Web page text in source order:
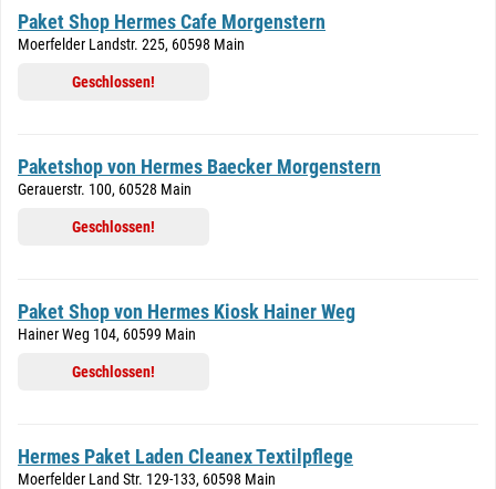
Paket Shop Hermes Cafe Morgenstern
Moerfelder Landstr. 225, 60598 Main
Geschlossen!
Paketshop von Hermes Baecker Morgenstern
Gerauerstr. 100, 60528 Main
Geschlossen!
Paket Shop von Hermes Kiosk Hainer Weg
Hainer Weg 104, 60599 Main
Geschlossen!
Hermes Paket Laden Cleanex Textilpflege
Moerfelder Land Str. 129-133, 60598 Main